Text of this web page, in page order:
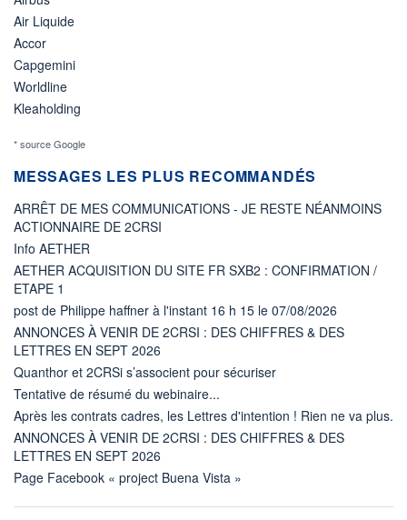
Air Liquide
Accor
Capgemini
Worldline
Kleaholding
* source Google
MESSAGES LES PLUS RECOMMANDÉS
ARRÊT DE MES COMMUNICATIONS - JE RESTE NÉANMOINS
ACTIONNAIRE DE 2CRSI
Info AETHER
AETHER ACQUISITION DU SITE FR SXB2 : CONFIRMATION /
ETAPE 1
post de Philippe haffner à l'instant 16 h 15 le 07/08/2026
ANNONCES À VENIR DE 2CRSI : DES CHIFFRES & DES
LETTRES EN SEPT 2026
Quanthor et 2CRSi s’associent pour sécuriser
Tentative de résumé du webinaire...
Après les contrats cadres, les Lettres d'intention ! Rien ne va plus.
ANNONCES À VENIR DE 2CRSI : DES CHIFFRES & DES
LETTRES EN SEPT 2026
Page Facebook « project Buena Vista »